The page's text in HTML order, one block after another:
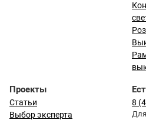
Проекты
Статьи
Выбор эксперта
8